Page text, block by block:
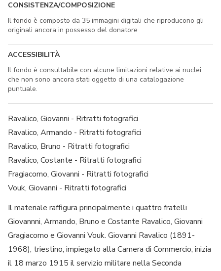
CONSISTENZA/COMPOSIZIONE
Il fondo è composto da 35 immagini digitali che riproducono gli
originali ancora in possesso del donatore
ACCESSIBILITÀ
Il fondo è consultabile con alcune limitazioni relative ai nuclei
che non sono ancora stati oggetto di una catalogazione
puntuale.
Ravalico, Giovanni - Ritratti fotografici
Ravalico, Armando - Ritratti fotografici
Ravalico, Bruno - Ritratti fotografici
Ravalico, Costante - Ritratti fotografici
Fragiacomo, Giovanni - Ritratti fotografici
Vouk, Giovanni - Ritratti fotografici
Il materiale raffigura principalmente i quattro fratelli
Giovannni, Armando, Bruno e Costante Ravalico, Giovanni
Gragiacomo e Giovanni Vouk. Giovanni Ravalico (1891-
1968), triestino, impiegato alla Camera di Commercio, inizia
il 18 marzo 1915 il servizio militare nella Seconda